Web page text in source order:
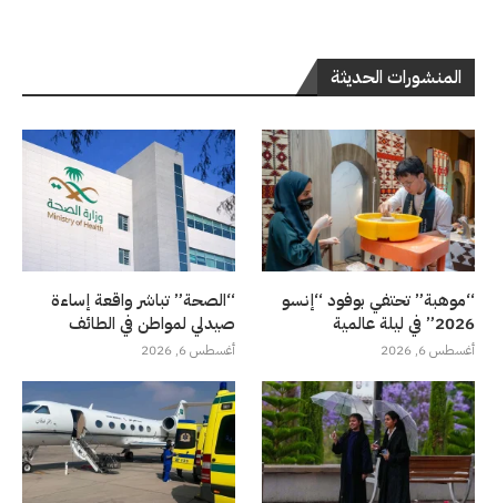
المنشورات الحديثة
“موهبة” تحتفي بوفود “إنسو
2026” في ليلة عالمية
أغسطس 6, 2026
“الصحة” تباشر واقعة إساءة
صيدلي لمواطن في الطائف
أغسطس 6, 2026